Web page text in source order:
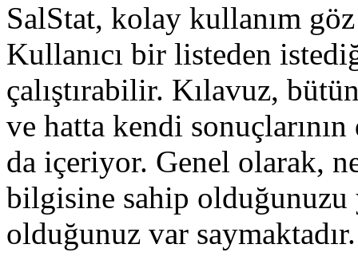
SalStat, kolay kullanım göz
Kullanıcı bir listeden
çalıştırabilir. Kılavuz,
ve hatta kendi
da içeriyor. Genel olarak,
bilgisine sahip olduğunuzu
olduğunuz var saymaktadır.